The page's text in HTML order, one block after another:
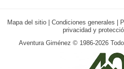
Mapa del sitio Condiciones generales
privacidad y
Aventura Giménez © 1986-2026